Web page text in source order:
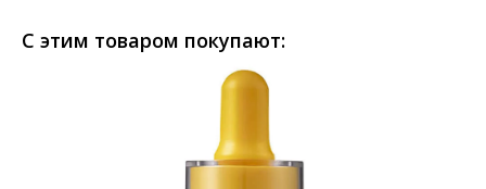
С этим товаром покупают: